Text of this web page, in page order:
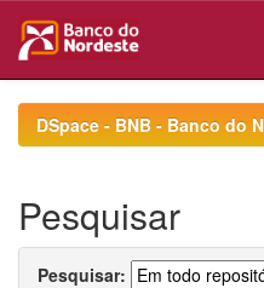
navigationDSpace - BNB - Banco do
Pesquisar
Pesquisar: